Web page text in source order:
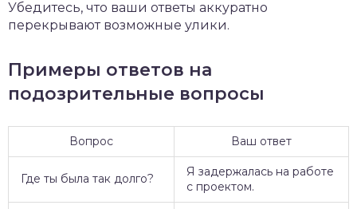
Убедитесь, что ваши ответы аккуратно
перекрывают возможные улики.
Примеры ответов на
подозрительные вопросы
Вопрос Ваш ответ
Где ты была так долго?
Я задержалась на работе
с проектом.